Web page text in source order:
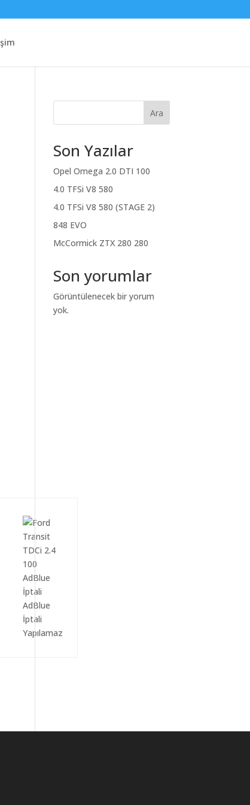
AdBlue
İptali
Yapılamaz
Ara
Son Yazılar
Opel Omega 2.0 DTI 100
4.0 TFSi V8 580
4.0 TFSi V8 580 (STAGE 2)
848 EVO
McCormick ZTX 280 280
Son yorumlar
Görüntülenecek bir yorum
yok.